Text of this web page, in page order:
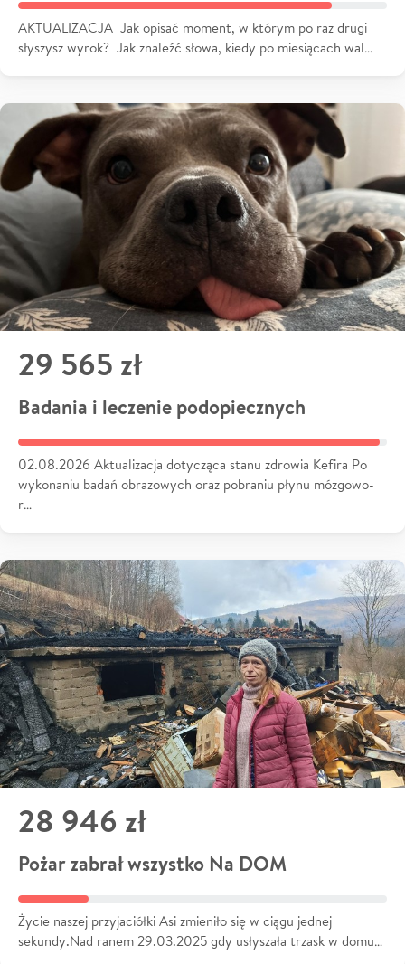
AKTUALIZACJA Jak opisać moment, w którym po raz drugi
słyszysz wyrok? Jak znaleźć słowa, kiedy po miesiącach wal…
29 565 zł
Badania i leczenie podopiecznych
02.08.2026 Aktualizacja dotycząca stanu zdrowia Kefira Po
wykonaniu badań obrazowych oraz pobraniu płynu mózgowo-
r…
28 946 zł
Pożar zabrał wszystko Na DOM
Życie naszej przyjaciółki Asi zmieniło się w ciągu jednej
sekundy.Nad ranem 29.03.2025 gdy usłyszała trzask w domu…